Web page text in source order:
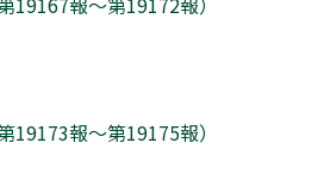
19173報～第19175報）